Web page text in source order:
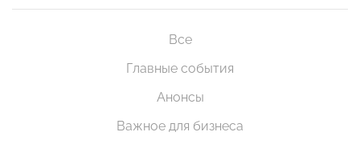
Все
Главные события
Анонсы
Важное для бизнеса